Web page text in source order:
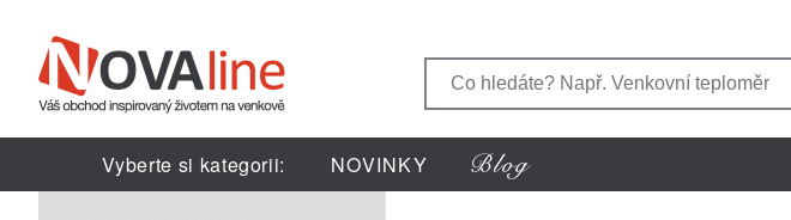
Vyberte si kategorii: NOVINKY